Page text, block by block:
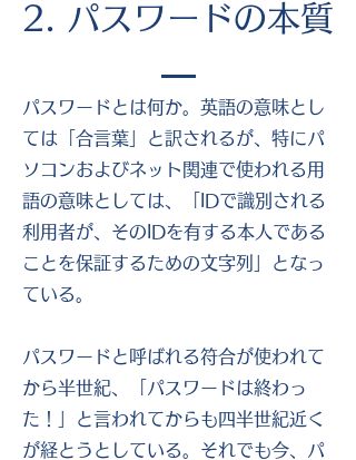
2. パスワードの本質
パスワードとは何か。英語の意味とし
ては「合言葉」と訳されるが、特にパ
ソコンおよびネット関連で使われる用
語の意味としては、「IDで識別される
利用者が、そのIDを有する本人である
ことを保証するための文字列」となっ
ている。
パスワードと呼ばれる符合が使われて
から半世紀、「パスワードは終わっ
た！」と言われてからも四半世紀近く
が経とうとしている。それでも今、パ